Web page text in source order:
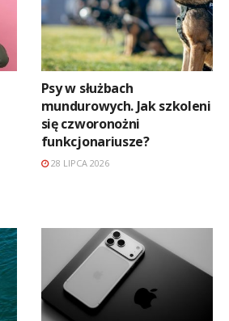
Psy w służbach
mundurowych. Jak szkoleni
się czworonożni
funkcjonariusze?
28 LIPCA 2026